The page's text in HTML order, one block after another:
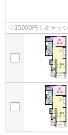
◇15000円！キャッ